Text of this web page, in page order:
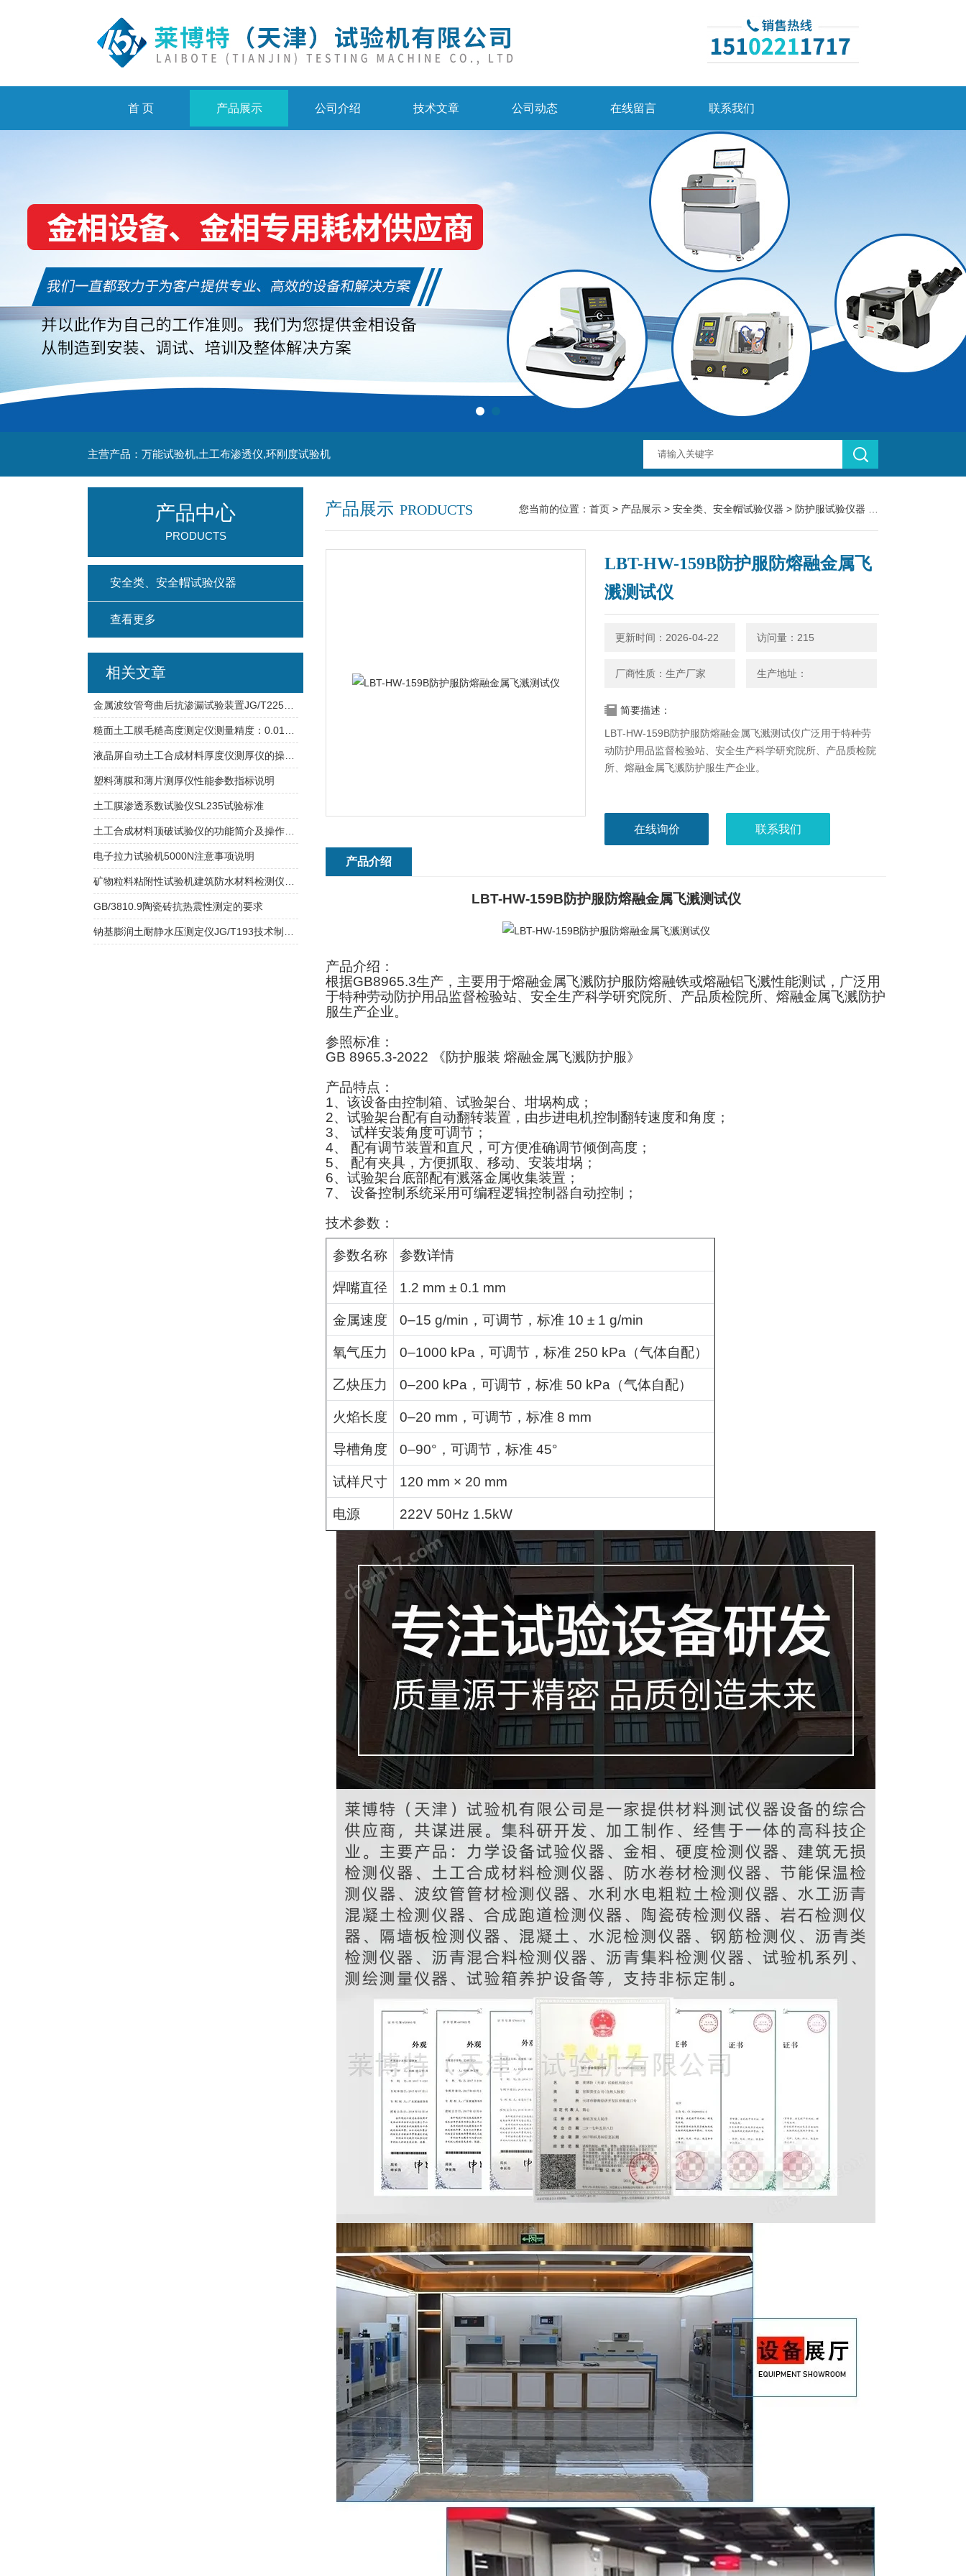
首 页 产品展示 公司介绍 技术文章 公司动态 在线留言 联系我们
主营产品：万能试验机,土工布渗透仪,环刚度试验机
产品展示 PRODUCTS 您当前的位置： 首页 > 产品展示 > 安全类、安全帽试验仪器 > 防护服试验仪器
LBT-HW-159B防护服防熔融金属飞
溅测试仪
更新时间：2026-04-22 访问量：215
厂商性质：生产厂家 生产地址：
简要描述：
LBT-HW-159B防护服防熔融金属飞溅测试仪广泛用于特种劳
动防护用品监督检验站、安全生产科学研究院所、产品质检院
所、熔融金属飞溅防护服生产企业。
在线询价 联系我们
产品介绍
LBT-HW-159B防护服防熔融金属飞溅测试仪
产品介绍：
根据GB8965.3生产，主要用于熔融金属飞溅防护服防熔融铁或熔融铝飞溅性能测试，广泛用
于特种劳动防护用品监督检验站、安全生产科学研究院所、产品质检院所、熔融金属飞溅防护
服生产企业。
参照标准：
GB 8965.3-2022
《防护服装 熔融金属飞溅防护服》
产品特点：
1、该设备由控制箱、试验架台、坩埚构成；
2、试验架台配有自动翻转装置，由步进电机控制翻转速度和角度；
3、
试样安装角度可调节；
4、
配有调节装置和直尺，可方便准确调节倾倒高度；
5、
配有夹具，方便抓取、移动、安装坩埚；
6、试验架台底部配有溅落金属收集装置；
7、
设备控制系统采用可编程逻辑控制器自动控制；
技术参数：
参数名称 参数详情
焊嘴直径 1.2 mm ± 0.1 mm
金属速度 0–15 g/min ，可调节，标准 10 ± 1 g/min
氧气压力 0–1000 kPa ，可调节，标准 250 kPa （气体自配）
乙炔压力 0–200 kPa ，可调节，标准 50 kPa （气体自配）
火焰长度 0–20 mm ，可调节，标准 8 mm
导槽角度 0–90° ，可调节，标准 45°
试样尺寸 120 mm × 20 mm
电源 222V 50Hz 1.5kW
产品中心
PRODUCTS
安全类、安全帽试验仪器
查看更多
相关文章
金属波纹管弯曲后抗渗漏试验装置JG/T225使用介绍
液晶屏自动土工合成材料厚度仪测厚仪的操作方法教程
塑料薄膜和薄片测厚仪性能参数指标说明
土工膜渗透系数试验仪SL235试验标准
土工合成材料顶破试验仪的功能简介及操作方法
电子拉力试验机5000N注意事项说明
GB/3810.9陶瓷砖抗热震性测定的要求